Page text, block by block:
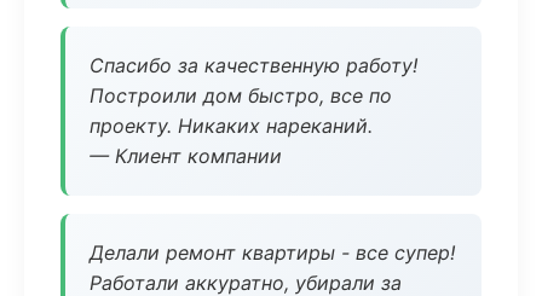
Спасибо за качественную работу!
Построили дом быстро, все по
проекту. Никаких нареканий.
— Клиент компании
Делали ремонт квартиры - все супер!
Работали аккуратно, убирали за